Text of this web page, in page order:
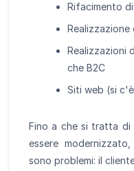
Rifacimento
Realizzazione
Realizzazioni
che B2C
Siti web (si
Fino a che si tratta di
essere
sono problemi: il